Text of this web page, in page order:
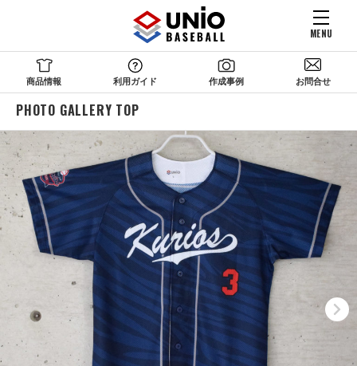
MENU
商品情報 利用ガイド 作成事例 お問合せ
PHOTO GALLERY TOP